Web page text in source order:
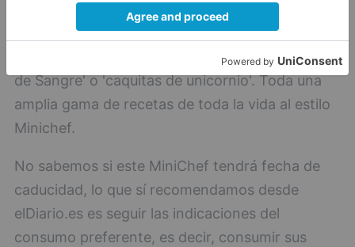
natillas, donuts, salmorejo, croquetas, torrijas y
la especialidad de la casa: 'albóndigas de
gusanos', 'bombas de chocolate', 'magdalenas
de Sangre' o 'caquitas de unicornio'. Toda una
amplia gama de recetas de toda la vida al estilo
Minichef.
No sabemos si este MiniChef tendrá fecha de
caducidad, lo que sí recomendamos desde
elDiario.es es seguir las indicaciones del
consumo preferente, es decir, consumir sus